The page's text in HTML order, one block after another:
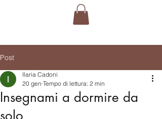
Post
Insegnami a dormire da
solo
Ilaria Cadoni
20 gen Tempo di lettura: 2 min